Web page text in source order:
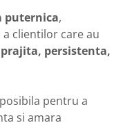
puternica,
clientilor care au
persistenta,
pentru a
si amara